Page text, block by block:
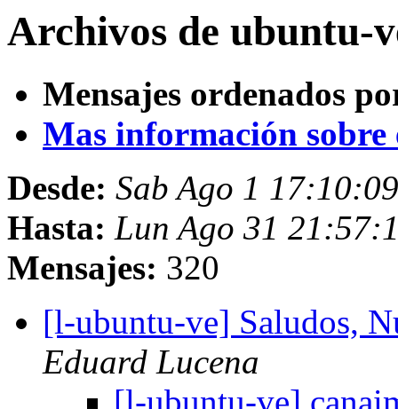
Archivos de ubuntu-
Mensajes ordenados
Mas información sobre
Desde: Sab Ago 1
Hasta: Lun Ago 31
Mensajes: 320
[l-ubuntu-ve] Saludos,
Eduard Lucena